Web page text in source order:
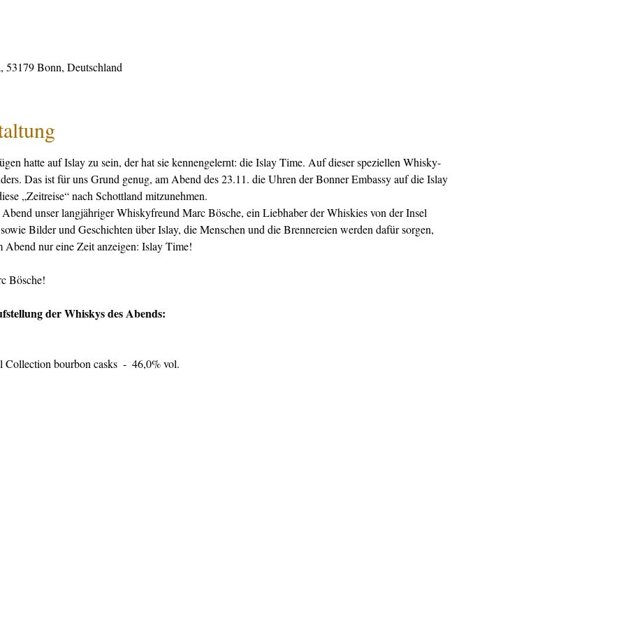
53179 Bonn, Deutschland
hatte auf Islay zu sein, der hat sie kennengelernt: die Islay Time. Auf dieser speziellen Whisky-
Das ist für uns Grund genug, am Abend des 23.11. die Uhren der Bonner Embassy auf die Islay
„Zeitreise“ nach Schottland mitzunehmen.
unser langjähriger Whiskyfreund Marc Bösche, ein Liebhaber der Whiskies von der Insel
Bilder und Geschichten über Islay, die Menschen und die Brennereien werden dafür sorgen,
Abend nur eine Zeit anzeigen: Islay Time!
Bösche!
der Whiskys des Abends:
Collection bourbon casks  -  46,0% vol.